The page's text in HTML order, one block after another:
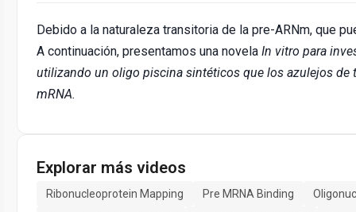
Debido a la naturaleza transitoria de la pre-ARNm, que
A continuación, presentamos una novela In vitro para
utilizando un oligo piscina sintéticos que los azulejos de
mRNA.
Explorar más videos
Ribonucleoprotein Mapping Pre MRNA Binding